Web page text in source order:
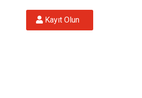
Kayıt Olun